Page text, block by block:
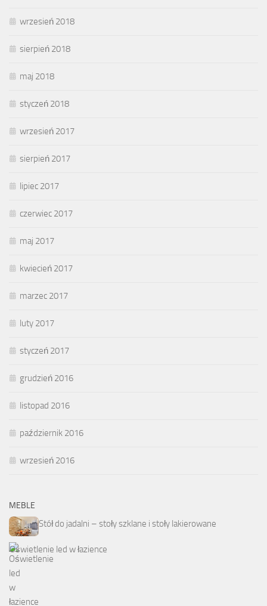
wrzesień 2018
sierpień 2018
maj 2018
styczeń 2018
wrzesień 2017
sierpień 2017
lipiec 2017
czerwiec 2017
maj 2017
kwiecień 2017
marzec 2017
luty 2017
styczeń 2017
grudzień 2016
listopad 2016
październik 2016
wrzesień 2016
MEBLE
Stół do jadalni – stoły szklane i stoły lakierowane
Oświetlenie led w łazience